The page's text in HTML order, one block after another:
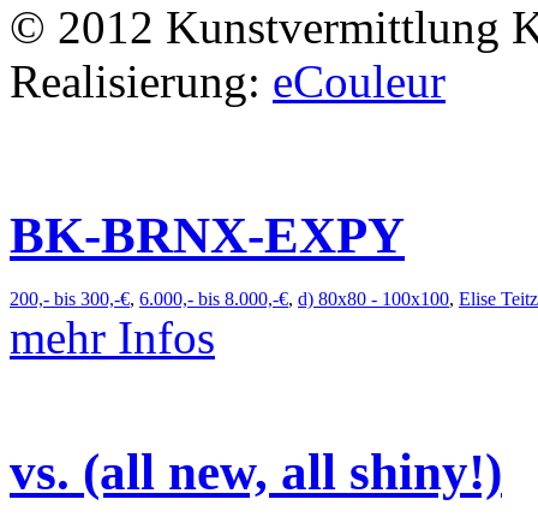
© 2012 Kunstvermittlung
Realisierung: eCouleur
BK-BRNX-EXPY
200,- bis 300,-€, 6.000,- bis 8.000,-€, d) 80x80 - 100x100, Elise Teitz
mehr Infos
vs. (all new, all shiny!)